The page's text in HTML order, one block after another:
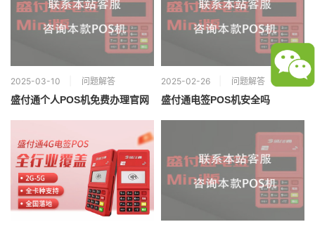
2025-03-10 问题解答
盛付通个人POS机免费办理官网
2025-02-26 问题解答
盛付通电签POS机安全吗